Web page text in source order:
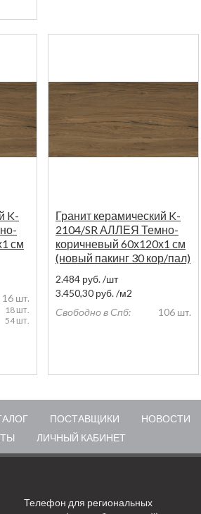
K-
см
16 шт.
18 шт.
54 шт.
Гранит керамический K-
2104/SR АЛЛЕЯ Темно-
коричневый 60х120х1 см
(новый пакинг 30 кор/пал)
2.484 руб./шт
3.450,30 руб./м2
Свободно в Спб:
106 шт.
ПОСТАВЩИКИ
НОВОСТИ
ЛИЧНЫЙ КАБИНЕТ
Телефон для региональных